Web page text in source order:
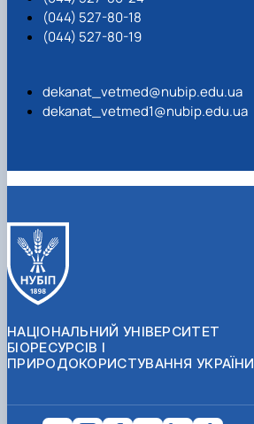
(044) 527-80-18
(044) 527-80-19
dekanat_vetmed@nubip.edu.ua
dekanat_vetmed1@nubip.edu.ua
НАЦІОНАЛЬНИЙ УНІВЕРСИТЕТ
БІОРЕСУРСІВ І
ПРИРОДОКОРИСТУВАННЯ УКРАЇНИ